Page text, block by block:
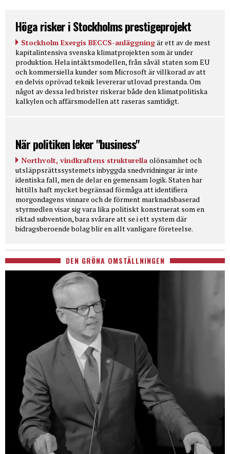
Höga risker i Stockholms prestigeprojekt
Stockholm Exergis BECCS-anläggningär ett av de mest
kapitalintensiva svenska klimatprojekten som är under
produktion. Hela intäktsmodellen, från såväl staten som EU
och kommersiella kunder som Microsoft är villkorad av att
en delvis oprövad teknik levererar utlovad prestanda. Om
något av dessa led brister riskerar både den klimatpolitiska
kalkylen och affärsmodellen att raseras samtidigt.
När politiken leker "business"
Northvolt, vindkraftens strukturella olönsamhet och
utsläppsrättssystemets inbyggda snedvridningar är inte
identiska fall, men de delar en gemensam logik. Staten har
hittills haft mycket begränsad förmåga att identifiera
morgondagens vinnare och de förment marknadsbaserad
styrmedlen visar sig vara lika politiskt konstruerat som en
riktad subvention, bara svårare att se i ett system där
bidragsberoende bolag blir en allt vanligare företeelse.
DEN GRÖNA OMSTÄLLNINGEN